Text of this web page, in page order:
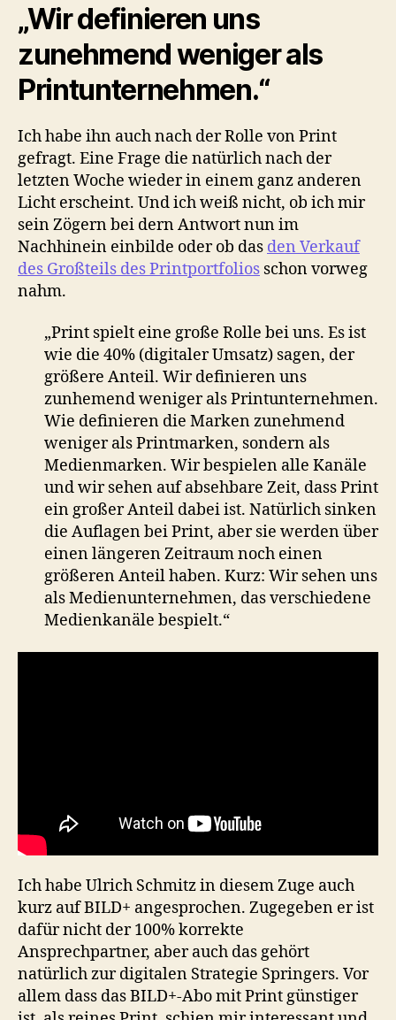
„Wir definieren uns
zunehmend weniger als
Printunternehmen.“
Ich habe ihn auch nach der Rolle von Print
gefragt. Eine Frage die natürlich nach der
letzten Woche wieder in einem ganz anderen
Licht erscheint. Und ich weiß nicht, ob ich mir
sein Zögern bei dern Antwort nun im
Nachhinein einbilde oder ob das den Verkauf
des Großteils des Printportfolios schon vorweg
nahm.
„Print spielt eine große Rolle bei uns. Es ist
wie die 40% (digitaler Umsatz) sagen, der
größere Anteil. Wir definieren uns
zunhemend weniger als Printunternehmen.
Wie definieren die Marken zunehmend
weniger als Printmarken, sondern als
Medienmarken. Wir bespielen alle Kanäle
und wir sehen auf absehbare Zeit, dass Print
ein großer Anteil dabei ist. Natürlich sinken
die Auflagen bei Print, aber sie werden über
einen längeren Zeitraum noch einen
größeren Anteil haben. Kurz: Wir sehen uns
als Medienunternehmen, das verschiedene
Medienkanäle bespielt.“
Ich habe Ulrich Schmitz in diesem Zuge auch
kurz auf BILD+ angesprochen. Zugegeben er ist
dafür nicht der 100% korrekte
Ansprechpartner, aber auch das gehört
natürlich zur digitalen Strategie Springers. Vor
allem dass das BILD+-Abo mit Print günstiger